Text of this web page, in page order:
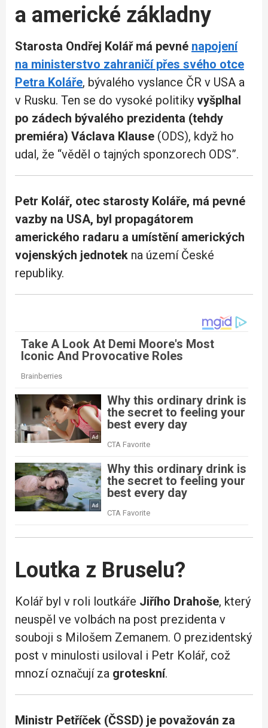
a americké základny
Starosta Ondřej Kolář má pevné napojení
na ministerstvo zahraničí přes svého otce
Petra Koláře, bývalého vyslance ČR v USA a
v Rusku. Ten se do vysoké politiky vyšplhal
po zádech bývalého prezidenta (tehdy
premiéra) Václava Klause (ODS), když ho
udal, že “věděl o tajných sponzorech ODS”.
Petr Kolář, otec starosty Koláře, má pevné
vazby na USA, byl propagátorem
amerického radaru a umístění amerických
vojenských jednotek na území České
republiky.
Loutka z Bruselu?
Kolář byl v roli loutkáře Jiřího Drahoše, který
neuspěl ve volbách na post prezidenta v
souboji s Milošem Zemanem. O prezidentský
post v minulosti usiloval i Petr Kolář, což
mnozí označují za groteskní.
Ministr Petříček (ČSSD) je považován za